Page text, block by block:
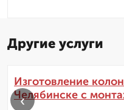
Другие услуги
Изготовление
Челябинске с
‹